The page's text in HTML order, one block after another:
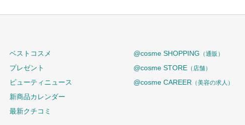
ベストコスメ
プレゼント
ビューティニュース
新商品カレンダー
最新クチコミ
@cosme SHOPPING （通販）
@cosme STORE （店舗）
@cosme CAREER （美容の求人）